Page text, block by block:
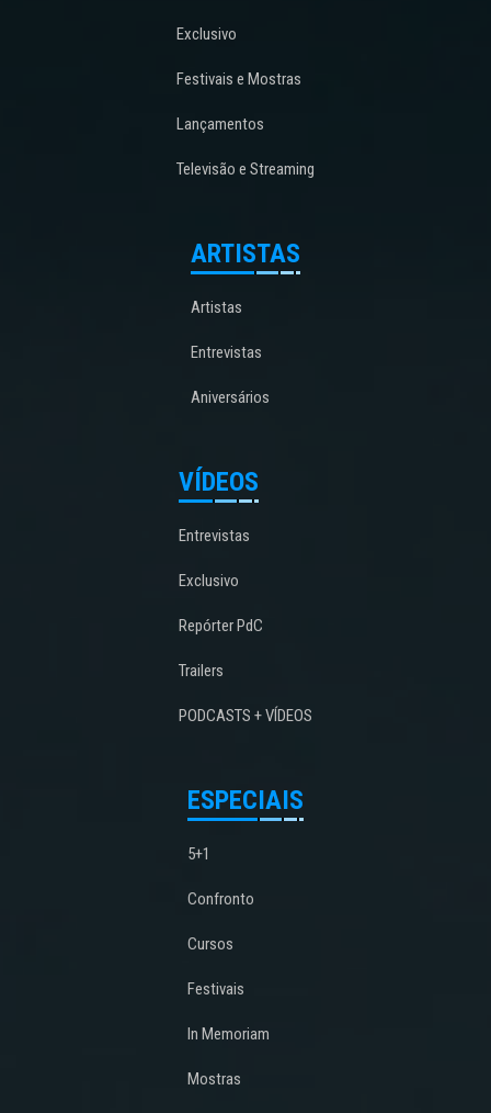
Exclusivo
Festivais e Mostras
Lançamentos
Televisão e Streaming
ARTISTAS
Artistas
Entrevistas
Aniversários
VÍDEOS
Entrevistas
Exclusivo
Repórter PdC
Trailers
PODCASTS + VÍDEOS
ESPECIAIS
5+1
Confronto
Cursos
Festivais
In Memoriam
Mostras